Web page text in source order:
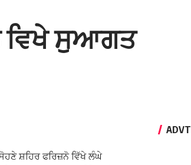
ਵਿਖੇ ਸੁਆਗਤ
ਸ਼ਹਿਰ ਫਰਿਜ਼ਨੋ ਵਿੱਖੇ ਲੰਘੇ
ADVT